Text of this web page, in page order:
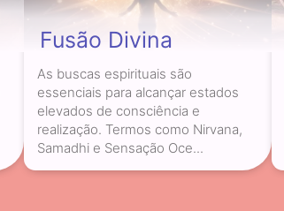
Fusão Divina
As buscas espirituais são
essenciais para alcançar estados
elevados de consciência e
realização. Termos como Nirvana,
Samadhi e Sensação Oce...